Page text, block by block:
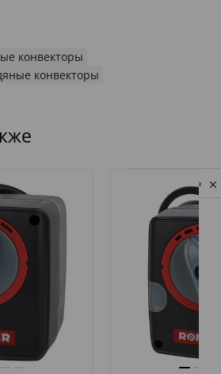
конвекторы
конвекторы
Privacy notice